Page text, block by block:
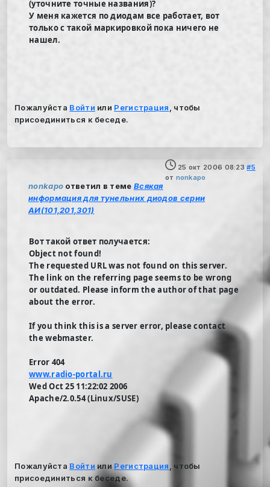
(уточните точные названия)?
У меня кажется по диодам все работает, вот
только с такой маркировкой пока ничего не
нашел.
Пожалуйста Войти или Регистрация
, чтобы
присоединиться к беседе.
25 окт 2006 08:23 #5
от nonkapo
nonkapo ответил в теме Всякая
информация для тунельних диодов серии
АИ(101,201,301)
Вот такой ответ получается:
Object not found!
The requested URL was not found on this server.
The link on the referring page seems to be wrong
or outdated. Please inform the author of that page
about the error.
If you think this is a server error, please contact
the webmaster.
Error 404
www.radio-portal.ru
Wed Oct 25 11:22:02 2006
Apache/2.0.54 (Linux/SUSE)
Пожалуйста Войти или Регистрация
, чтобы
присоединиться к беседе.